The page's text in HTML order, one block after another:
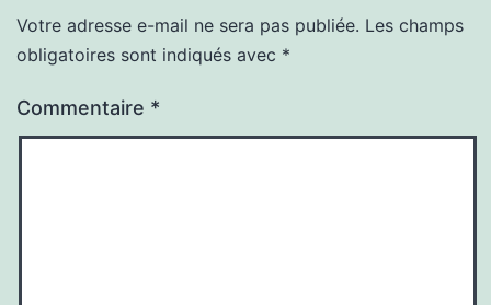
Votre adresse e-mail ne sera pas publiée. Les champs
obligatoires sont indiqués avec *
Commentaire *